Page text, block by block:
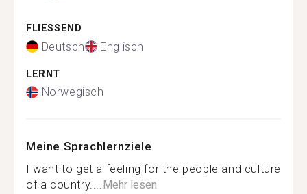
FLIESSEND
Deutsch Englisch
LERNT
Norwegisch
Meine Sprachlernziele
I want to get a feeling for the people and culture
of a country....Mehr lesen